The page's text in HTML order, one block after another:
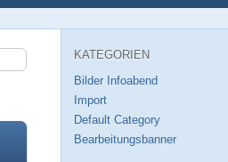
KATEGORIEN
Bilder Infoabend
Import
Default Category
Bearbeitungsbanner